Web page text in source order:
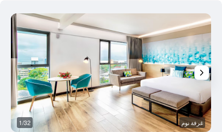
غرفة نوم 1/32